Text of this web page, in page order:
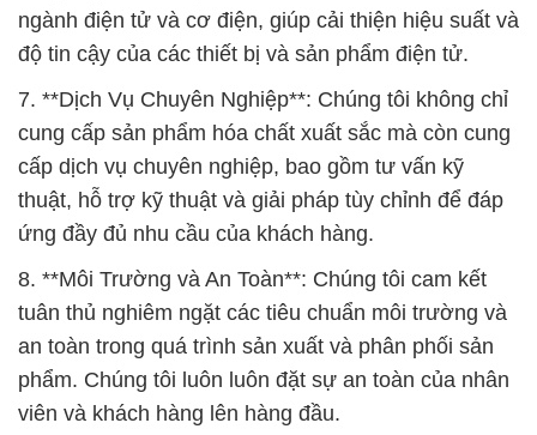
ngành điện tử và cơ điện, giúp cải thiện hiệu suất và
độ tin cậy của các thiết bị và sản phẩm điện tử.
7. **Dịch Vụ Chuyên Nghiệp**: Chúng tôi không chỉ
cung cấp sản phẩm hóa chất xuất sắc mà còn cung
cấp dịch vụ chuyên nghiệp, bao gồm tư vấn kỹ
thuật, hỗ trợ kỹ thuật và giải pháp tùy chỉnh để đáp
ứng đầy đủ nhu cầu của khách hàng.
8. **Môi Trường và An Toàn**: Chúng tôi cam kết
tuân thủ nghiêm ngặt các tiêu chuẩn môi trường và
an toàn trong quá trình sản xuất và phân phối sản
phẩm. Chúng tôi luôn luôn đặt sự an toàn của nhân
viên và khách hàng lên hàng đầu.